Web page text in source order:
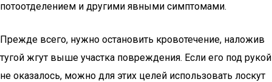
потоотделением и другими явными симптомами.
Прежде всего, нужно остановить кровотечение, наложив
тугой жгут выше участка повреждения. Если его под рукой
не оказалось, можно для этих целей использовать лоскут